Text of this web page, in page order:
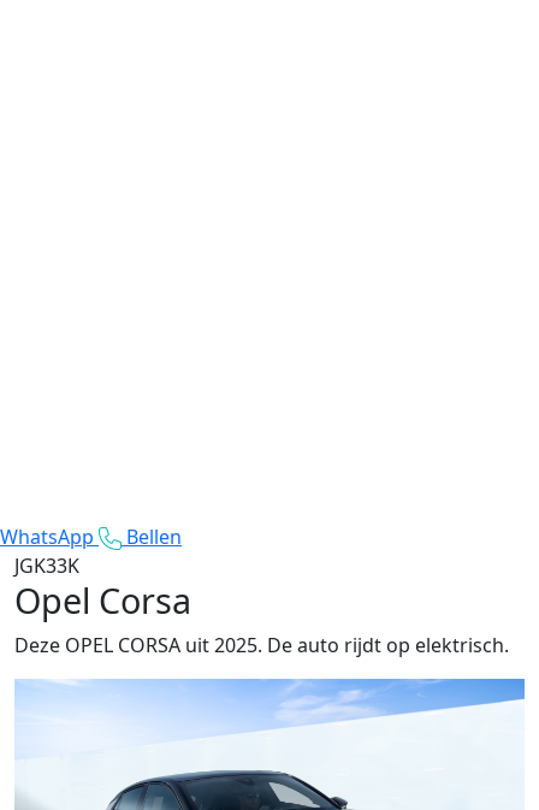
WhatsApp
Bellen
JGK33K
Opel Corsa
Deze OPEL CORSA uit 2025. De auto rijdt op elektrisch.